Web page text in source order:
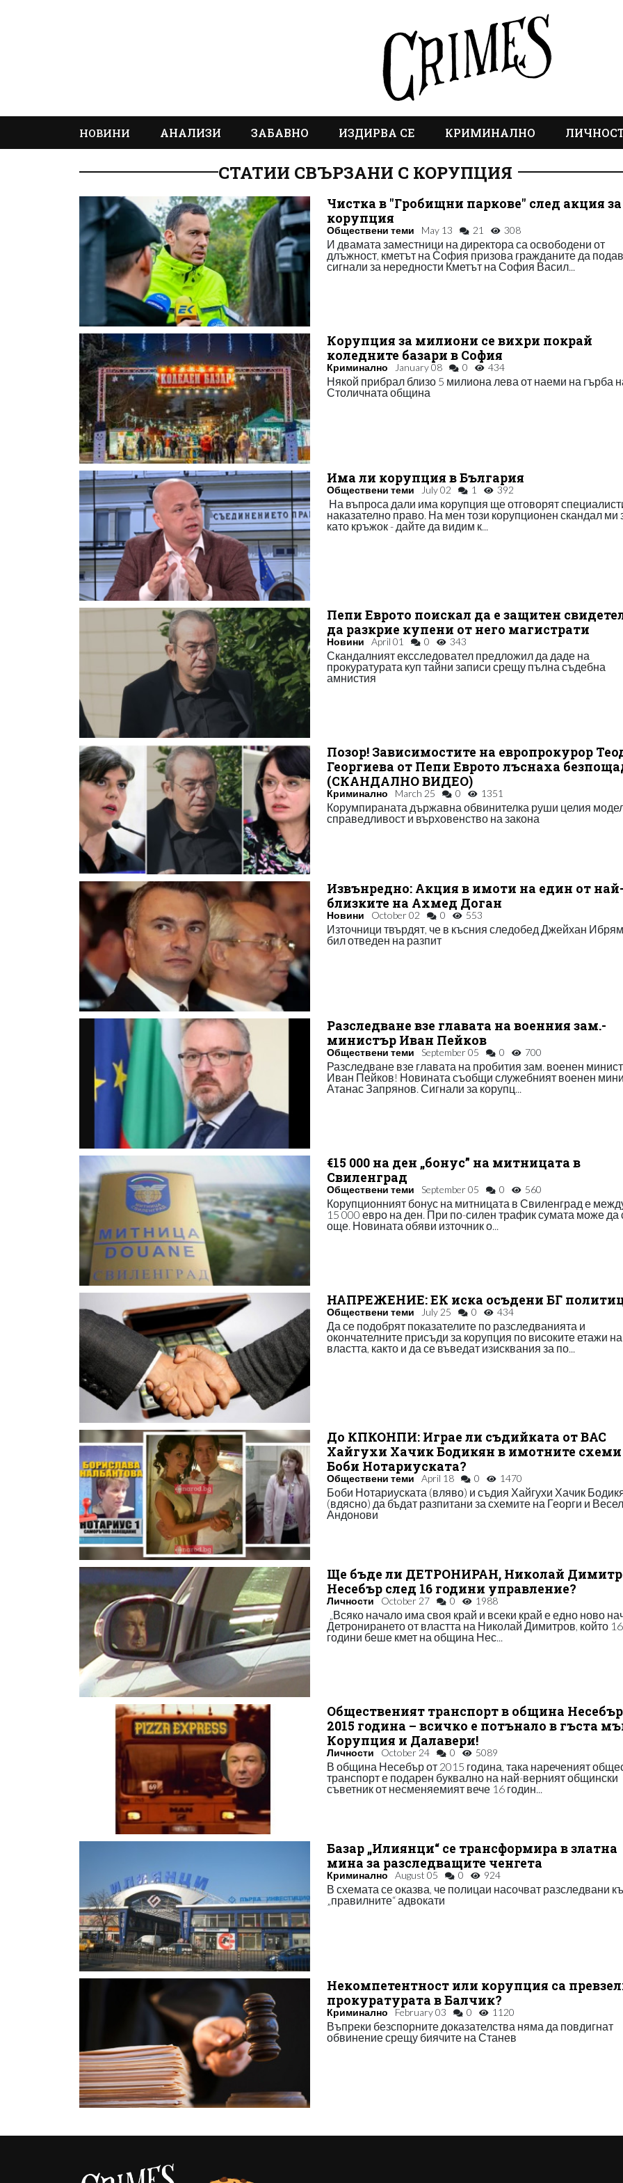
НОВИНИ АНАЛИЗИ ЗАБАВНО ИЗДИРВА СЕ КРИМИНАЛНО
СТАТИИ СВЪРЗАНИ С КОРУПЦИЯ
Чистка в "Гробищни паркове" след акция за
корупция
Обществени теми May 13 21 308
И двамата заместници на директора са освободени от
длъжност, кметът на София призова гражданите да
сигнали за нередности Кметът на София Васил...
Корупция за милиони се вихри покрай
коледните базари в София
Криминално January 08 0 434
Някой прибрал близо 5 милиона лева от наеми на гърба
Столичната община
Има ли корупция в България
Обществени теми July 02 1 392
На въпроса дали има корупция ще отговорят
наказателно право. На мен този корупционен скандал ми
като кръжок - дайте да видим к...
Пепи Еврото поискал да е защитен
да разкрие купени от него магистрати
Новини April 01 0 343
Скандалният ексследовател предложил да даде на
прокуратурата куп тайни записи срещу пълна съдебна
амнистия
Позор! Зависимостите на европрокурор
Георгиева от Пепи Еврото лъснаха
(СКАНДАЛНО ВИДЕО)
Криминално March 25 0 1351
Корумпираната държавна обвинителка руши целия
справедливост и върховенство на закона
Извънредно: Акция в имоти на един от най-
близките на Ахмед Доган
Новини October 02 0 553
Източници твърдят, че в късния следобед Джейхан
бил отведен на разпит
Разследване взе главата на военния зам.-
министър Иван Пейков
Обществени теми September 05 0 700
Разследване взе главата на пробития зам. военен
Иван Пейков! Новината съобщи служебният военен
Атанас Запрянов. Сигнали за корупц...
€15 000 на ден „бонус” на митницата в
Свиленград
Обществени теми September 05 0 560
Корупционният бонус на митницата в Свиленград е
15 000 евро на ден. При по-силен трафик сумата може да
още. Новината обяви източник о...
НАПРЕЖЕНИЕ: ЕК иска осъдени БГ
Обществени теми July 25 0 434
Да се подобрят показателите по разследванията и
окончателните присъди за корупция по високите етажи на
властта, както и да се въведат изисквания за по...
До КПКОНПИ: Играе ли съдийката от ВАС
Хайгухи Хачик Бодикян в имотните схеми
Боби Нотариуската?
Обществени теми April 18 0 1470
Боби Нотариуската (вляво) и съдия Хайгухи Хачик
(вдясно) да бъдат разпитани за схемите на Георги и
Андонови
Ще бъде ли ДЕТРОНИРАН, Николай
Несебър след 16 години управление?
Личности October 27 0 1988
„Всяко начало има своя край и всеки край е едно ново
Детронирането от властта на Николай Димитров, който 16
години беше кмет на община Нес...
Общественият транспорт в община
2015 година – всичко е потънало в гъста
Корупция и Далавери!
Личности October 24 0 5089
В община Несебър от 2015 година, така нареченият
транспорт е подарен буквално на най-верният общински
съветник от несменяемият вече 16 годин...
Базар „Илиянци“ се трансформира в златна
мина за разследващите ченгета
Криминално August 05 0 924
В схемата се оказва, че полицаи насочват разследвани
„правилните“ адвокати
Некомпетентност или корупция са
прокуратурата в Балчик?
Криминално February 03 0 1120
Въпреки безспорните доказателства няма да повдигнат
обвинение срещу биячите на Станев